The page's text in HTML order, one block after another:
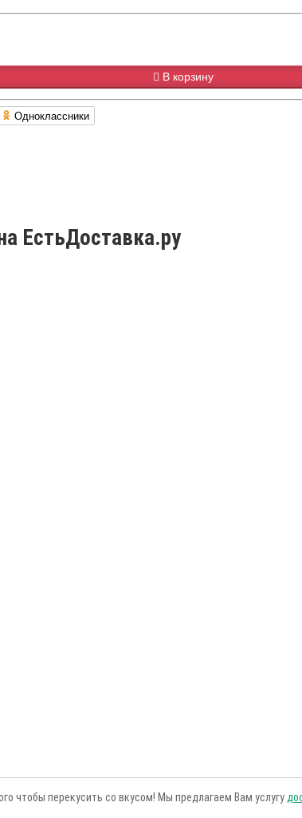
В корзину
Одноклассники
ЕстьДоставка.ру
чтобы перекусить со вкусом! Мы предлагаем Вам услугу